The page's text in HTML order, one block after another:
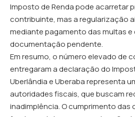
Imposto de Renda pode acarretar
contribuinte, mas a regularização
mediante pagamento das multas e
documentação pendente.
Em resumo, o número elevado de
entregaram a declaração do
Uberlândia e Uberaba representa
autoridades fiscais, que buscam
inadimplência. O cumprimento das